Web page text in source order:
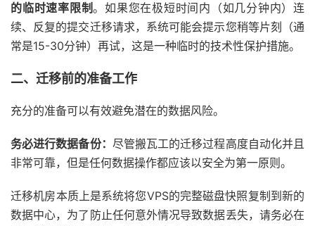
的临时速率限制。如果您在极短时间内（如几分钟内）连
续、反复的提交迁移请求，系统可能会提示您稍等片刻（通
常是15-30分钟）再试，这是一种临时的技术性保护措施。
二、迁移前的准备工作
充分的准备可以有效避免潜在的数据风险。
务必进行数据备份： 尽管搬瓦工的迁移过程高度自动化并且
非常可靠，但是任何数据操作都应该以安全为第一原则。
迁移机房本质上是系统将您VPS的完整磁盘快照复制到新的
数据中心，为了防止任何意外情况导致数据丢失，请务必在